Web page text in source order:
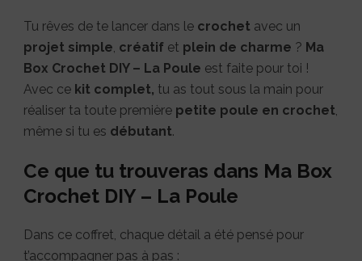
Tu rêves de te lancer dans le crochet avec un
projet simple, créatif et plein de charme ? Ma
Box Crochet DIY – La Poule est faite pour toi !
Avec ce kit complet, tu as tout sous la main pour
réaliser ta toute première petite poule en crochet,
même si tu es débutant.
Ce que tu trouveras dans Ma Box
Crochet DIY – La Poule
Dans ce coffret, chaque détail a été pensé pour
t’accompagner pas à pas :